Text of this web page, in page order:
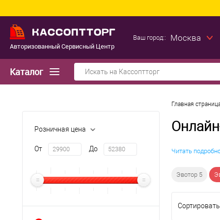
Авторизованный Сервисный Центр
Ваш город:: Москва
Каталог
Розничная цена
От До
Главная
Читать
Эвотор 5